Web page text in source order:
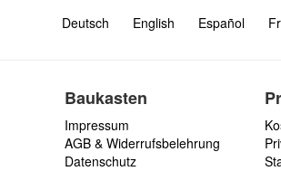
Deutsch English Español
Baukasten
Impressum
AGB & Widerrufsbelehrung
Datenschutz